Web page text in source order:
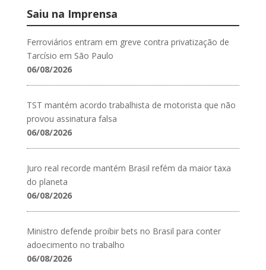
Saiu na Imprensa
Ferroviários entram em greve contra privatização de
Tarcísio em São Paulo
06/08/2026
TST mantém acordo trabalhista de motorista que não
provou assinatura falsa
06/08/2026
Juro real recorde mantém Brasil refém da maior taxa
do planeta
06/08/2026
Ministro defende proibir bets no Brasil para conter
adoecimento no trabalho
06/08/2026